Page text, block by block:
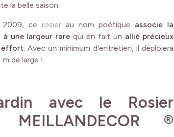
la belle saison.
2009, ce rosier au nom poétique associe la
à une largeur rarequi en fait un allié précieux
effort. Avec un minimum d'entretien, il déploiera
de large !
avec le Rosier
®